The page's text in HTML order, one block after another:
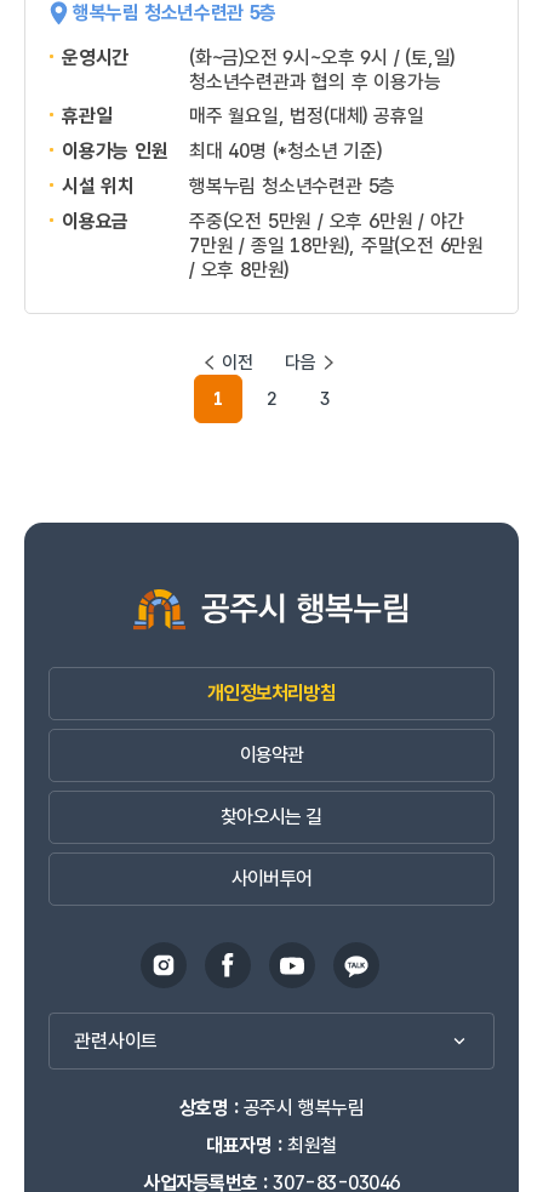
행복누림 청소년수련관 5층
운영시간
(화~금)오전 9시~오후 9시 / (토,일)
청소년수련관과 협의 후 이용가능
휴관일
매주 월요일, 법정(대체) 공휴일
이용가능 인원
최대 40명 (*청소년 기준)
시설 위치
행복누림 청소년수련관 5층
이용요금
주중(오전 5만원 / 오후 6만원 / 야간
7만원 / 종일 18만원), 주말(오전 6만원
/ 오후 8만원)
이전
1
2 3
다음
개인정보처리방침
이용약관
찾아오시는 길
사이버투어
관련사이트
상호명 :공주시 행복누림
대표자명 :최원철
사업자등록번호 :307-83-03046